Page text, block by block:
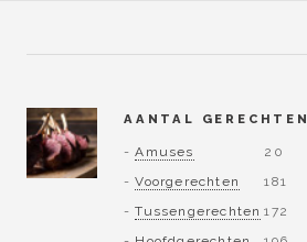
AANTAL GERECHTEN
-Amuses
-Voorgerechten
-Tussengerechten
20
181
172